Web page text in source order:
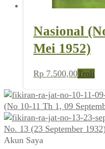
Nasional
Mei 1952)
Rp 7.500,00Troli
(No 10-11 Th 1, 09
No. 13 (23 September
Akun Saya